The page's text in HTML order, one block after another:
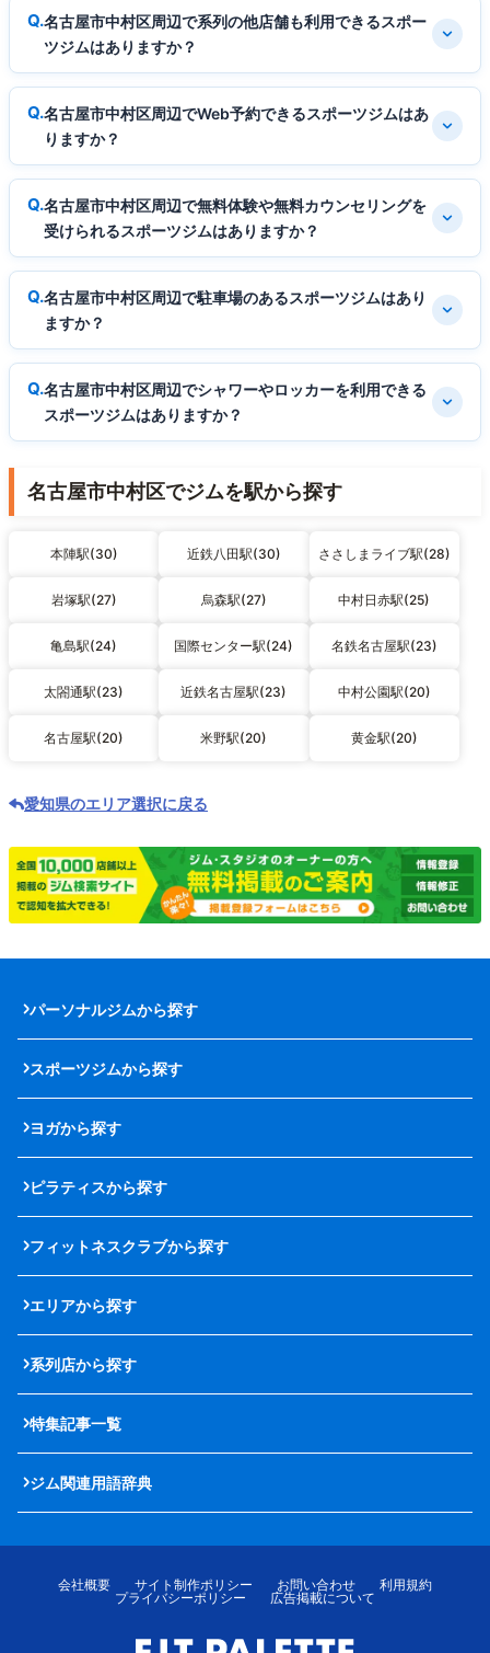
名古屋市中村区周辺で系列の他店舗も利用できるスポー
ツジムはありますか？
名古屋市中村区周辺でWeb予約できるスポーツジムはあ
りますか？
名古屋市中村区周辺で無料体験や無料カウンセリングを
受けられるスポーツジムはありますか？
名古屋市中村区周辺で駐車場のあるスポーツジムはあり
ますか？
名古屋市中村区周辺でシャワーやロッカーを利用できる
スポーツジムはありますか？
名古屋市中村区でジムを駅から探す
本陣駅(30) 近鉄八田駅(30) ささしまライブ駅(28)
岩塚駅(27) 烏森駅(27) 中村日赤駅(25)
亀島駅(24) 国際センター駅(24) 名鉄名古屋駅(23)
太閤通駅(23) 近鉄名古屋駅(23) 中村公園駅(20)
名古屋駅(20) 米野駅(20) 黄金駅(20)
愛知県のエリア選択に戻る
パーソナルジムから探す
スポーツジムから探す
ヨガから探す
ピラティスから探す
フィットネスクラブから探す
エリアから探す
系列店から探す
特集記事一覧
ジム関連用語辞典
会社概要 サイト制作ポリシー お問い合わせ
利用規約
プライバシーポリシー
広告掲載について